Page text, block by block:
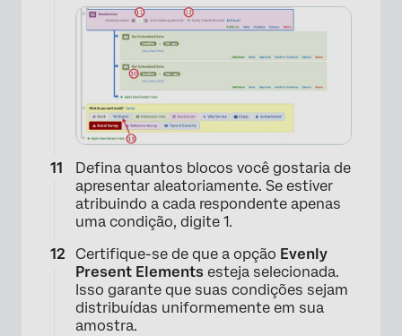
×
×
Defina quantos blocos você gostaria de
apresentar aleatoriamente. Se estiver
atribuindo a cada respondente apenas
uma condição, digite 1.
Certifique-se de que a opção Evenly
Present Elements esteja selecionada.
Isso garante que suas condições sejam
distribuídas uniformemente em sua
amostra.